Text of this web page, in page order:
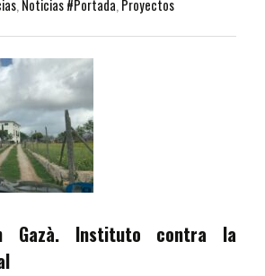
,Noticias #Portada,Proyectos
Gazà. Instituto contra la